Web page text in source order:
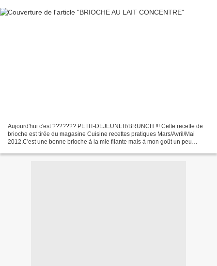
Aujourd'hui c'est ??????? PETIT-DEJEUNER/BRUNCH !!! Cette recette de
brioche est tirée du magasine Cuisine recettes pratiques Mars/Avril/Mai
2012.C'est une bonne brioche à la mie filante mais à mon goût un peu